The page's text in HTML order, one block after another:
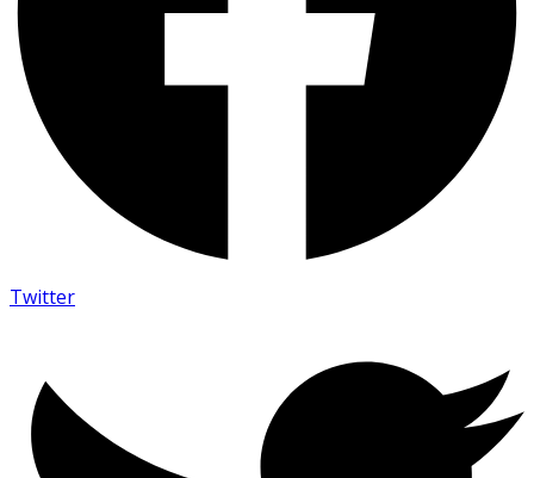
Twitter